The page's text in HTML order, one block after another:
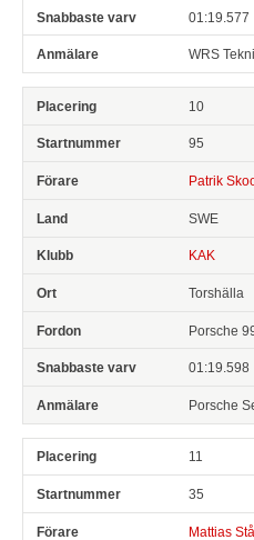
01:19.577
WRS
10
95
Patrik
SWE
KAK
Torshälla
Porsche
01:19.598
Porsche
11
35
Mattias